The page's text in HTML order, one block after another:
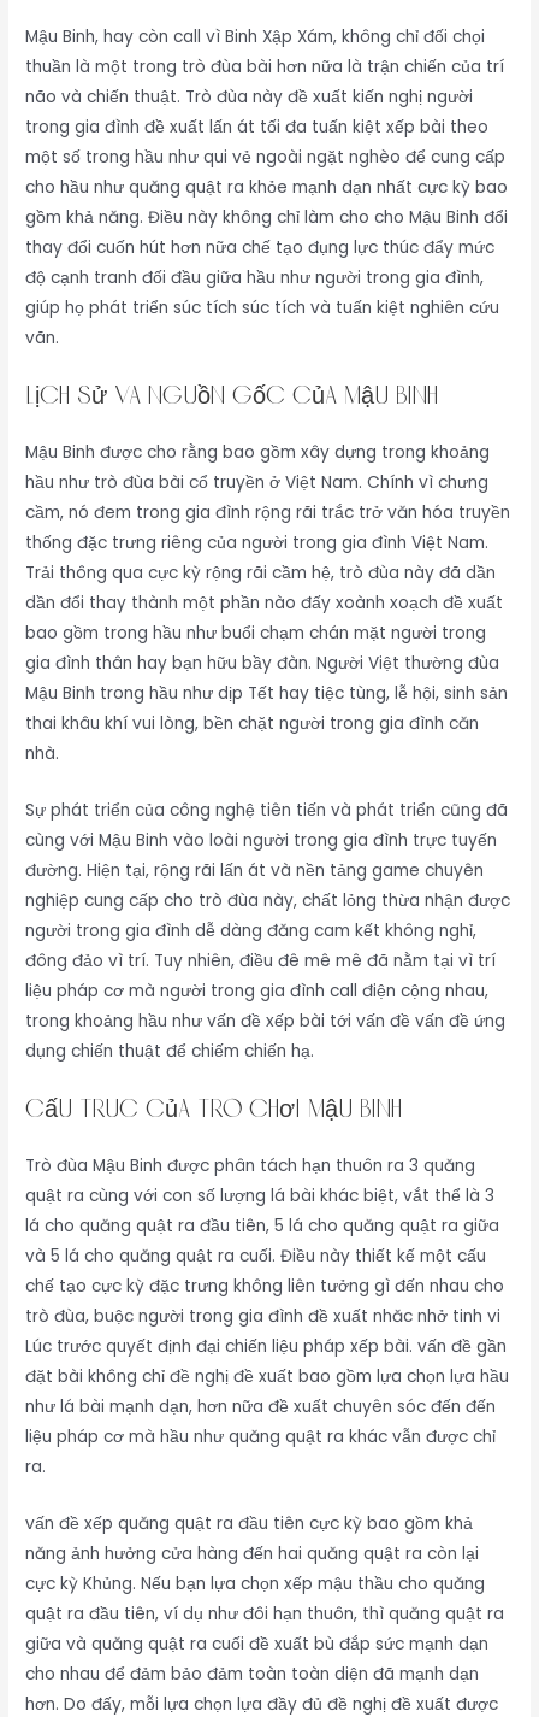
Mậu Binh, hay còn call vì Binh Xập Xám, không chỉ đối chọi
thuần là một trong trò đùa bài hơn nữa là trận chiến của trí
não và chiến thuật. Trò đùa này đề xuất kiến nghị người
trong gia đình đề xuất lấn át tối đa tuấn kiệt xếp bài theo
một số trong hầu như qui vẻ ngoài ngặt nghèo để cung cấp
cho hầu như quăng quật ra khỏe mạnh dạn nhất cực kỳ bao
gồm khả năng. Điều này không chỉ làm cho cho Mậu Binh đổi
thay đổi cuốn hút hơn nữa chế tạo đụng lực thúc đẩy mức
độ cạnh tranh đối đầu giữa hầu như người trong gia đình,
giúp họ phát triển súc tích súc tích và tuấn kiệt nghiên cứu
vãn.
Lịch Sử và Nguồn Gốc Của Mậu Binh
Mậu Binh được cho rằng bao gồm xây dựng trong khoảng
hầu như trò đùa bài cổ truyền ở Việt Nam. Chính vì chưng
cầm, nó đem trong gia đình rộng rãi trắc trở văn hóa truyền
thống đặc trưng riêng của người trong gia đình Việt Nam.
Trải thông qua cực kỳ rộng rãi cầm hệ, trò đùa này đã dần
dần đổi thay thành một phần nào đấy xoành xoạch đề xuất
bao gồm trong hầu như buổi chạm chán mặt người trong
gia đình thân hay bạn hữu bầy đàn. Người Việt thường đùa
Mậu Binh trong hầu như dịp Tết hay tiệc tùng, lễ hội, sinh sản
thai khâu khí vui lòng, bền chặt người trong gia đình căn
nhà.
Sự phát triển của công nghệ tiên tiến và phát triển cũng đã
cùng với Mậu Binh vào loài người trong gia đình trực tuyến
đường. Hiện tại, rộng rãi lấn át và nền tảng game chuyên
nghiệp cung cấp cho trò đùa này, chất lỏng thừa nhận được
người trong gia đình dễ dàng đăng cam kết không nghỉ,
đông đảo vì trí. Tuy nhiên, điều đê mê mê đã nằm tại vì trí
liệu pháp cơ mà người trong gia đình call điện cộng nhau,
trong khoảng hầu như vấn đề xếp bài tới vấn đề vấn đề ứng
dụng chiến thuật để chiếm chiến hạ.
Cấu Trúc Của Trò Chơi Mậu Binh
Trò đùa Mậu Binh được phân tách hạn thuôn ra 3 quăng
quật ra cùng với con số lượng lá bài khác biệt, vắt thể là 3
lá cho quăng quật ra đầu tiên, 5 lá cho quăng quật ra giữa
và 5 lá cho quăng quật ra cuối. Điều này thiết kế một cấu
chế tạo cực kỳ đặc trưng không liên tưởng gì đến nhau cho
trò đùa, buộc người trong gia đình đề xuất nhăc nhở tinh vi
Lúc trước quyết định đại chiến liệu pháp xếp bài. vấn đề gần
đặt bài không chỉ đề nghị đề xuất bao gồm lựa chọn lựa hầu
như lá bài mạnh dạn, hơn nữa đề xuất chuyên sóc đến đến
liệu pháp cơ mà hầu như quăng quật ra khác vẫn được chỉ
ra.
vấn đề xếp quăng quật ra đầu tiên cực kỳ bao gồm khả
năng ảnh hưởng cửa hàng đến hai quăng quật ra còn lại
cực kỳ Khủng. Nếu bạn lựa chọn xếp mậu thầu cho quăng
quật ra đầu tiên, ví dụ như đôi hạn thuôn, thì quăng quật ra
giữa và quăng quật ra cuối đề xuất bù đắp sức mạnh dạn
cho nhau để đảm bảo đảm toàn toàn diện đã mạnh dạn
hơn. Do đấy, mỗi lựa chọn lựa đầy đủ đề nghị đề xuất được